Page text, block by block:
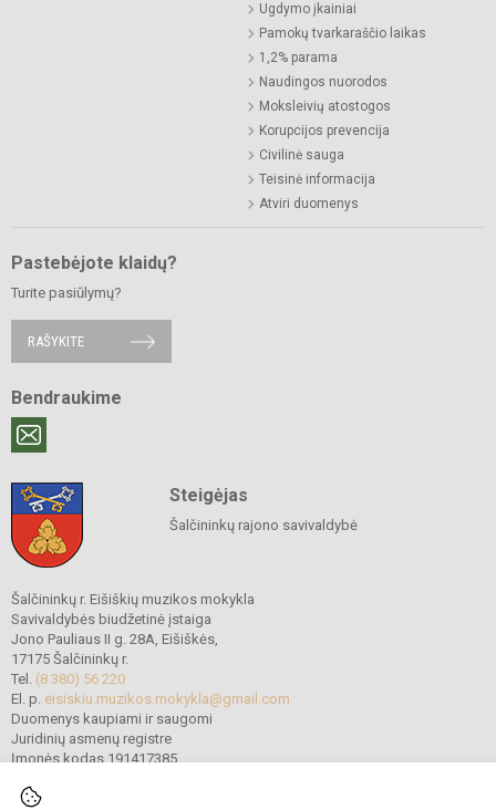
Ugdymo įkainiai
Pamokų tvarkaraščio laikas
1,2% parama
Naudingos nuorodos
Moksleivių atostogos
Korupcijos prevencija
Civilinė sauga
Teisinė informacija
Atviri duomenys
Pastebėjote klaidų?
Turite pasiūlymų?
RAŠYKITE
Bendraukime
Steigėjas
Šalčininkų rajono savivaldybė
Šalčininkų r. Eišiškių muzikos mokykla
Savivaldybės biudžetinė įstaiga
Jono Pauliaus II g. 28A, Eišiškės,
17175 Šalčininkų r.
Tel. (8 380) 56 220
El. p. eisiskiu.muzikos.mokykla@gmail.com
Duomenys kaupiami ir saugomi
Juridinių asmenų registre
Įmonės kodas 191417385